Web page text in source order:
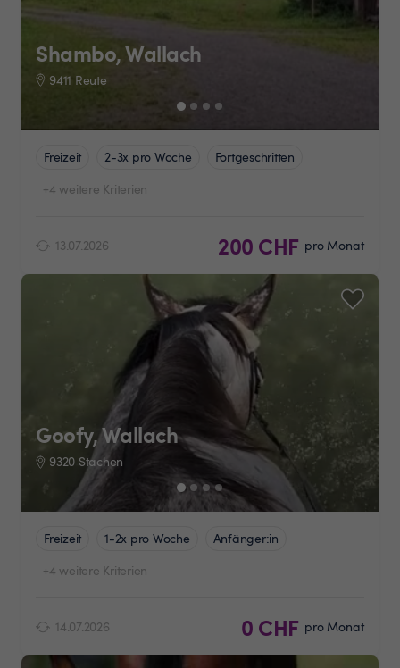
Shambo, Wallach
9411 Reute
Freizeit 2-3x pro Woche
Fortgeschritten
+4 weitere Kriterien
13.07.2026 200 CHF pro Monat
Goofy, Wallach
9320 Stachen
Freizeit 1-2x pro Woche
Anfänger:in
+4 weitere Kriterien
14.07.2026 0 CHF pro Monat